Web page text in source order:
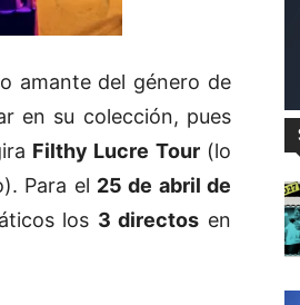
amante del género de
en su colección, pues
Filthy Lucre Tour(lo
Para el 25 de abril de
los 3 directos en